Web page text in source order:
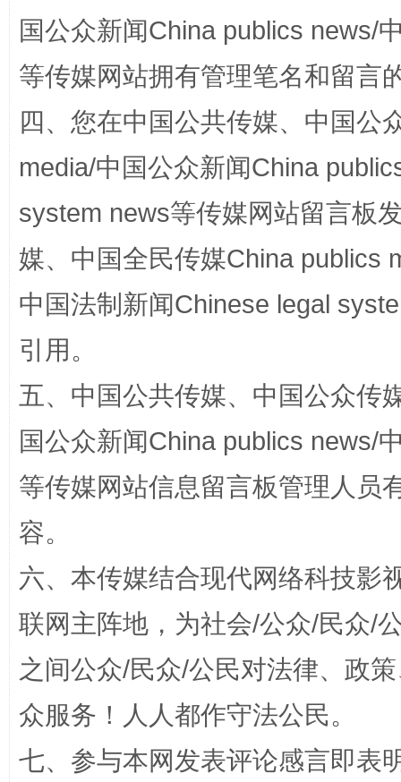
国家大学科技园优化重塑工作
扯下公款旅游的“隐身衣” 如何以
“蜀中异人”王建安的艺术幻境
国公众新闻China publics news/
等传媒网站拥有管理笔名和留言
四、您在中国公共传媒、中国公
media/中国公众新闻China
system news等传媒网站留言板
媒、中国全民传媒China publics
中国法制新闻Chinese legal
引用。
五、中国公共传媒、中国公众传
国公众新闻China publics news/
等传媒网站信息留言板管理人员
容。
六、本传媒结合现代网络科技影
联网主阵地，为社会/公众/民众/
之间公众/民众/公民对法律、政
众服务！人人都作守法公民。
七、参与本网发表评论感言即表